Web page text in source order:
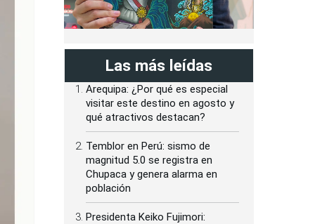
Las más leídas
Arequipa: ¿Por qué es especial
visitar este destino en agosto y
qué atractivos destacan?
Temblor en Perú: sismo de
magnitud 5.0 se registra en
Chupaca y genera alarma en
población
Presidenta Keiko Fujimori: